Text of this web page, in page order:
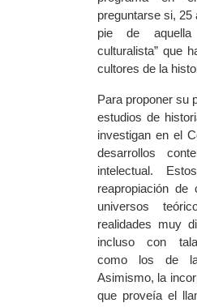
preguntarse si, 25
pie de aquella
culturalista” que
cultores de la
Para proponer su
estudios de
investigan en el
desarrollos
intelectual.
reapropiación de
universos
realidades muy
incluso con
como los de la
Asimismo, la
que proveía el